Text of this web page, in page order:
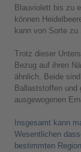
Blauviolett bis zu
können
kann von Sorte zu
Trotz dieser
Bezug auf ihren
ähnlich. Beide
Ballaststoffen und
ausgewogenen
Insgesamt kann
Wesentlichen
bestimmten